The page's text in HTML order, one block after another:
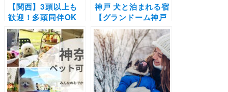
【関西】3頭以上も
歓迎！多頭同伴OK
の宿10選 | 頭数制限
なしやサイズ制限な
しのドッグフレンド
リー宿もご紹介（実
際のおでかけレポー
トあり）
神戸 犬と泊まれる宿
【グランドーム神戸
天空】プライベート
ドッグラン完備！大
自然と温泉に癒され
るグランピング体験
を愛犬と